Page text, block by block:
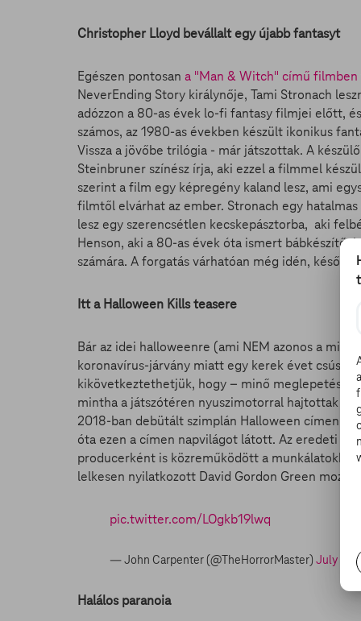
Christopher Lloyd bevállalt egy újabb fantasyt
Egészen pontosan a "Man & Witch" című
NeverEnding Story királynője, Tami Stronach
adózzon a 80-as évek lo-fi fantasy filmjei előtt,
számos, az 1980-as években készült ikonikus
Vissza a jövőbe trilógia - már játszottak. A
Steinbruner színész írja, aki ezzel a filmmel
szerint a film egy képregény kaland lesz, ami
filmtől elvárhat az ember. Stronach egy
lesz egy szerencsétlen kecskepásztorba, aki
Henson, aki a 80-as évek óta ismert
számára. A forgatás várhatóan még idén, késő
Itt a Halloween Kills teasere
Bár az idei halloweenre (ami NEM azonos a
koronavírus-járvány miatt egy kerek évet
kikövetkeztethetjük, hogy – minő meglepetés -
mintha a játszótéren nyuszimotorral hajtottak
2018-ban debütált szimplán Halloween címen,
óta ezen a címen napvilágot látott. Az eredeti
producerként is közreműködött a
lelkesen nyilatkozott David Gordon Green
pic.twitter.com/LOgkb19lwq
— John Carpenter (@TheHorrorMaster) July 8,
Halálos paranoia